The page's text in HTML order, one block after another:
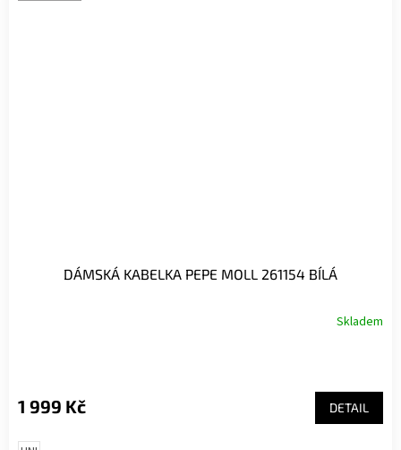
DÁMSKÁ KABELKA PEPE MOLL 261154 BÍLÁ
Skladem
1 999 Kč DETAIL